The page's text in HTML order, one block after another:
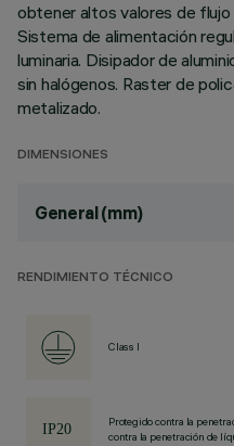
obtener altos valores de
Sistema de alimentación
luminaria. Disipador de
sin halógenos. Raster de
metalizado.
DIMENSIONES
General (mm)
RENDIMIENTO TÉCNICO
Class I
Protegido contra la
contra la penetración de